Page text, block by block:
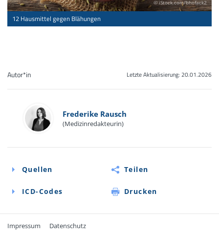
© iStock.com/bhofack2
12 Hausmittel gegen Blähungen
Letzte Aktualisierung: 20.01.2026
Autor*in
Frederike Rausch
(Medizinredakteurin)
Quellen Teilen
ICD-Codes Drucken
Impressum Datenschutz